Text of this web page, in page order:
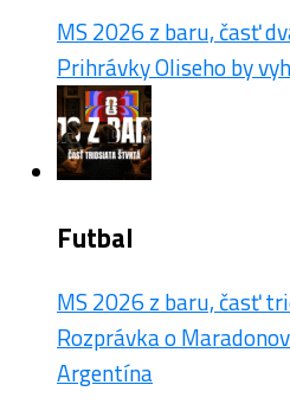
MS 2026 z baru, časť
Prihrávky Oliseho by
Futbal
MS 2026 z baru, časť
Rozprávka o
Argentína